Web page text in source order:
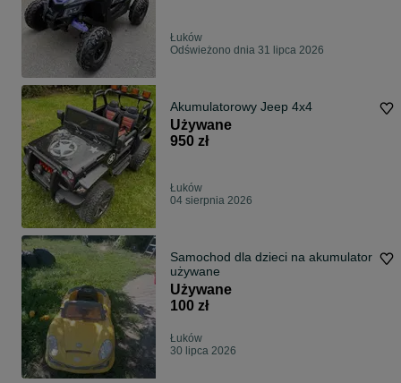
Łuków
Odświeżono dnia 31 lipca 2026
Akumulatorowy Jeep 4x4
Używane
950 zł
Łuków
04 sierpnia 2026
Samochod dla dzieci na akumulator
używane
Używane
100 zł
Łuków
30 lipca 2026